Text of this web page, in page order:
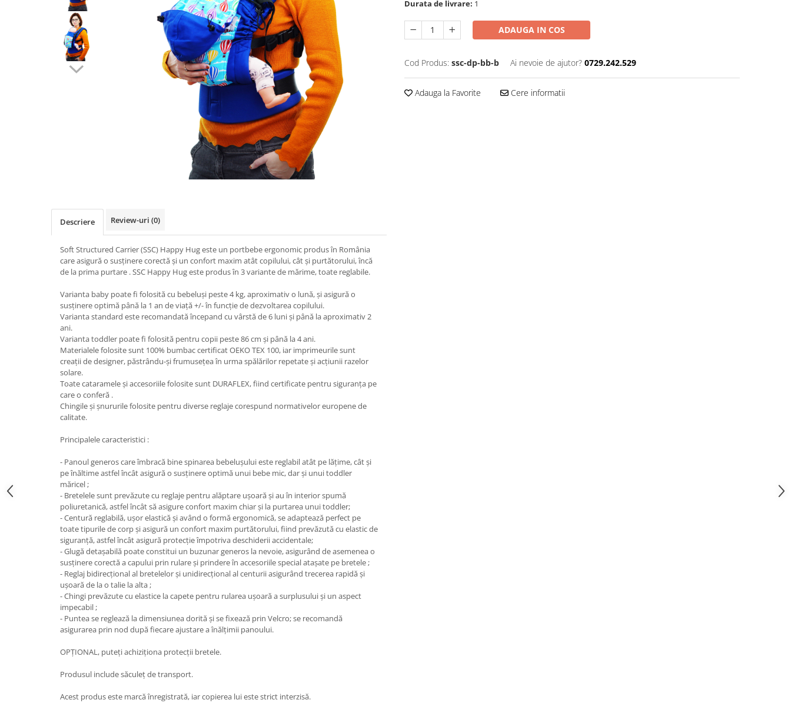
Pălării de Soare
Durata de livrare: 1
ADAUGA IN COS
Cod Produs: ssc-dp-bb-b Ai nevoie de ajutor? 0729.242.529
Adauga la Favorite Cere informatii
Descriere Review-uri (0)
Soft Structured Carrier (SSC) Happy Hug este un portbebe ergonomic produs în România
care asigură o susținere corectă și un confort maxim atât copilului, cât şi purtătorului, încă
de la prima purtare . SSC Happy Hug este produs în 3 variante de mărime, toate reglabile.
Varianta baby poate fi folosită cu bebeluși peste 4 kg, aproximativ o lună, și asigură o
susținere optimă până la 1 an de viață +/- în funcție de dezvoltarea copilului.
Varianta standard este recomandată începand cu vârstă de 6 luni și până la aproximativ 2
ani.
Varianta toddler poate fi folosită pentru copii peste 86 cm și până la 4 ani.
Materialele folosite sunt 100% bumbac certificat OEKO TEX 100, iar imprimeurile sunt
creații de designer, păstrându-şi frumusețea în urma spălărilor repetate și acțiunii razelor
solare.
Toate cataramele și accesoriile folosite sunt DURAFLEX, fiind certificate pentru siguranța pe
care o conferă .
Chingile și șnururile folosite pentru diverse reglaje corespund normativelor europene de
calitate.
Principalele caracteristici :
- Panoul generos care îmbracă bine spinarea bebelușului este reglabil atât pe lățime, cât și
pe înăltime astfel încât asigură o susținere optimă unui bebe mic, dar și unui toddler
măricel ;
- Bretelele sunt prevăzute cu reglaje pentru alăptare ușoară și au în interior spumă
poliuretanică, astfel încât să asigure confort maxim chiar și la purtarea unui toddler;
- Centură reglabilă, ușor elastică și având o formă ergonomică, se adaptează perfect pe
toate tipurile de corp și asigură un confort maxim purtătorului, fiind prevăzută cu elastic de
siguranță, astfel încât asigură protecție împotriva deschiderii accidentale;
- Glugă detașabilă poate constitui un buzunar generos la nevoie, asigurând de asemenea o
susținere corectă a capului prin rulare și prindere în accesoriile special atașate pe bretele ;
- Reglaj bidirecțional al bretelelor și unidirecțional al centurii asigurând trecerea rapidă și
ușoară de la o talie la alta ;
- Chingi prevăzute cu elastice la capete pentru rularea ușoară a surplusului și un aspect
impecabil ;
- Puntea se reglează la dimensiunea dorită și se fixează prin Velcro; se recomandă
asigurarea prin nod după fiecare ajustare a înălțimii panoului.
OPȚIONAL, puteți achiziționa protecții bretele.
Produsul include săculeț de transport.
Acest produs este marcă înregistrată, iar copierea lui este strict interzisă.